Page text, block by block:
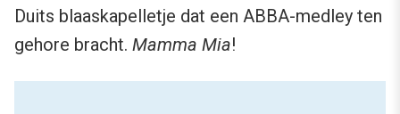
Duits blaaskapelletje dat een ABBA-medley ten
gehore bracht. Mamma Mia!